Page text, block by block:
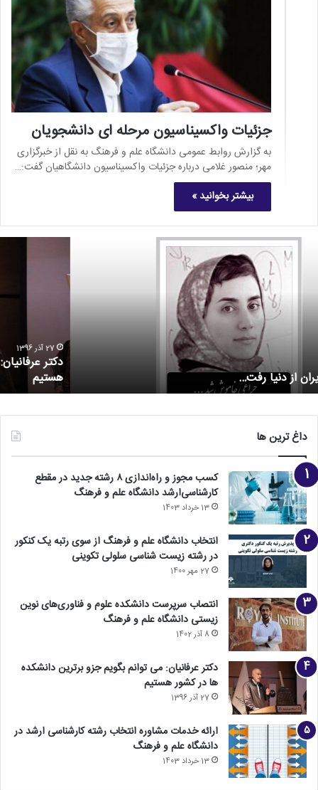
جزئیات واکسیناسیون مرحله ای دانشجویان
به گزارش روابط عمومی دانشگاه علم و فرهنگ به نقل از خبرگزاری
مهر؛ منصور غلامی درباره جزئیات واکسیناسیون دانشگاهیان گفت:…
بیشتر بخوانید »
دکتر عرفانیان: می توانم بگویم جزو برترین دانشکده ها در کشور
هستیم
داغ ترین ها
کسب مجوز و راه‌اندازی ۸ رشته جدید در مقطع
کارشناسی‌ارشد دانشگاه علم و فرهنگ
13 خرداد 1403
انتخاب دانشگاه علم و فرهنگ از سوی رتبه یک کنکور
در رشته زیست شناسی سلولی تکوینی
27 مهر 1400
انتصاب سرپرست دانشکده علوم و فناوری‌های نوین
زیستی دانشگاه علم و فرهنگ
8 آذر 1402
دکتر عرفانیان: می توانم بگویم جزو برترین دانشکده
ها در کشور هستیم
27 آذر 1396
ارائه خدمات مشاوره انتخاب رشته کارشناسی ارشد در
دانشگاه علم و فرهنگ
13 خرداد 1403